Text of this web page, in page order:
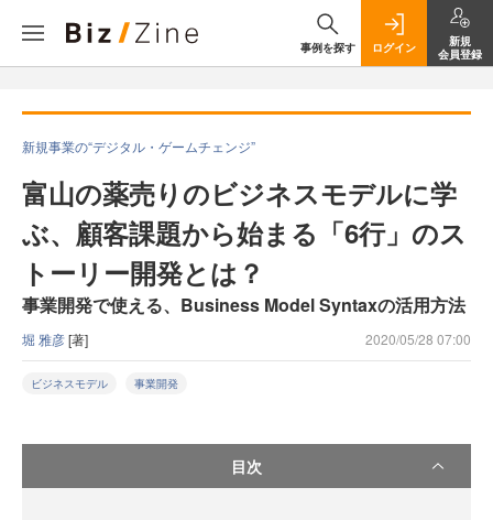
事例を探す ログイン
新規
会員登録
新規事業の“デジタル・ゲームチェンジ”
富山の薬売りのビジネスモデルに学
ぶ、顧客課題から始まる「6行」のス
トーリー開発とは？
事業開発で使える、Business Model Syntaxの活用方法
堀 雅彦[著] 2020/05/28 07:00
ビジネスモデル 事業開発
目次